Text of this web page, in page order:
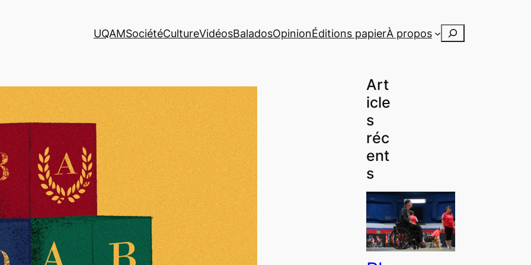
UQAMSociétéCultureVidéosBaladosOpinionÉditions papierÀ propos Rechercher
Art
icle
s
réc
ent
s